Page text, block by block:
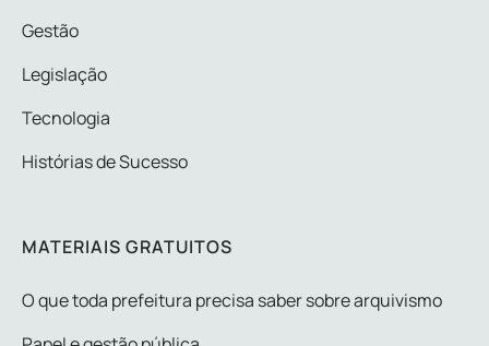
Gestão
Legislação
Tecnologia
Histórias de Sucesso
MATERIAIS GRATUITOS
O que toda prefeitura precisa saber sobre arquivismo